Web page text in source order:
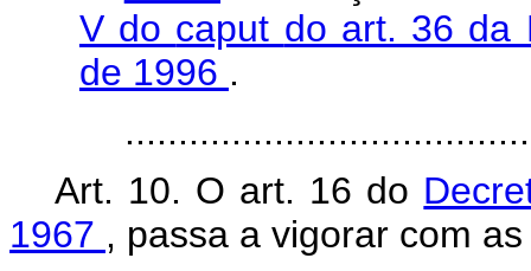
V do caput do art. 36 da
de 1996 .
Art. 10. O art. 16 do
1967 , passa a vigorar com